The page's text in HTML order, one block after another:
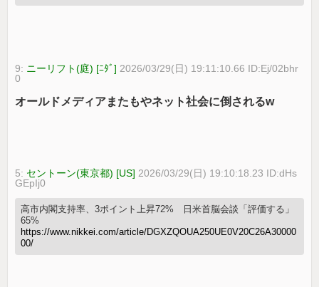
9: ニーリフト(庭) [ﾆﾀﾞ] 2026/03/29(日) 19:11:10.66 ID:Ej/02bhr
0
オールドメディアまたもやネット社会に倒されるw
5: セントーン(東京都) [US] 2026/03/29(日) 19:10:18.23 ID:dHs
GEpIj0
高市内閣支持率、3ポイント上昇72% 日米首脳会談「評価する」
65%
https://www.nikkei.com/article/DGXZQOUA250UE0V20C26A30000
00/